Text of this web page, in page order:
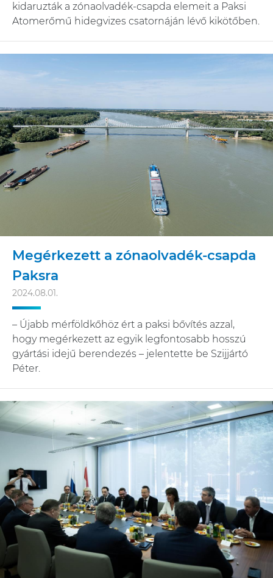
kidaruzták a zónaolvadék-csapda elemeit a Paksi
Atomerőmű hidegvizes csatornáján lévő kikötőben.
Megérkezett a zónaolvadék-csapda
Paksra
2024.08.01.
– Újabb mérföldkőhöz ért a paksi bővítés azzal,
hogy megérkezett az egyik legfontosabb hosszú
gyártási idejű berendezés – jelentette be Szijjártó
Péter.